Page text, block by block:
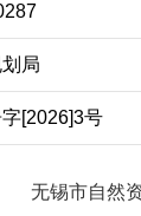
局
[2026]3号
无锡市自然